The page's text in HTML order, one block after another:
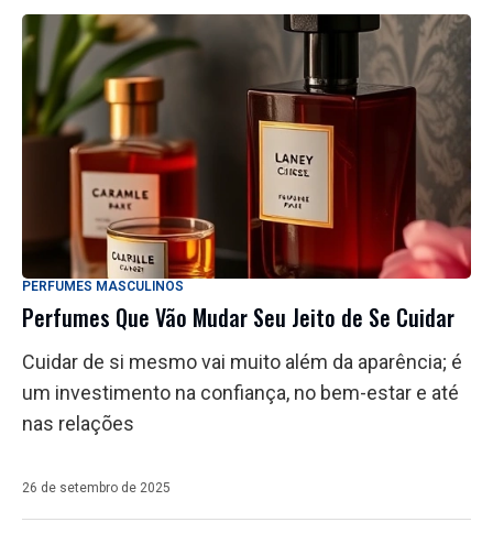
PERFUMES MASCULINOS
Perfumes Que Vão Mudar Seu Jeito de Se Cuidar
Cuidar de si mesmo vai muito além da aparência; é
um investimento na confiança, no bem-estar e até
nas relações
26 de setembro de 2025